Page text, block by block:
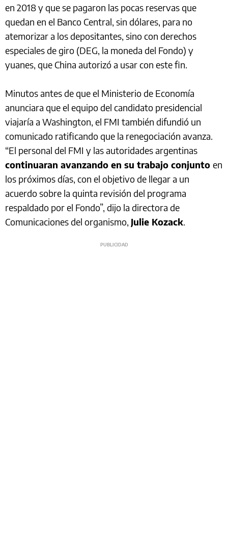
en 2018 y que se pagaron las pocas reservas que
quedan en el Banco Central, sin dólares, para no
atemorizar a los depositantes, sino con derechos
especiales de giro (DEG, la moneda del Fondo) y
yuanes, que China autorizó a usar con este fin.
Minutos antes de que el Ministerio de Economía
anunciara que el equipo del candidato presidencial
viajaría a Washington, el FMI también difundió un
comunicado ratificando que la renegociación avanza.
“El personal del FMI y las autoridades argentinas
continuaran avanzando en su trabajo conjunto en
los próximos días, con el objetivo de llegar a un
acuerdo sobre la quinta revisión del programa
respaldado por el Fondo”, dijo la directora de
Comunicaciones del organismo, Julie Kozack.